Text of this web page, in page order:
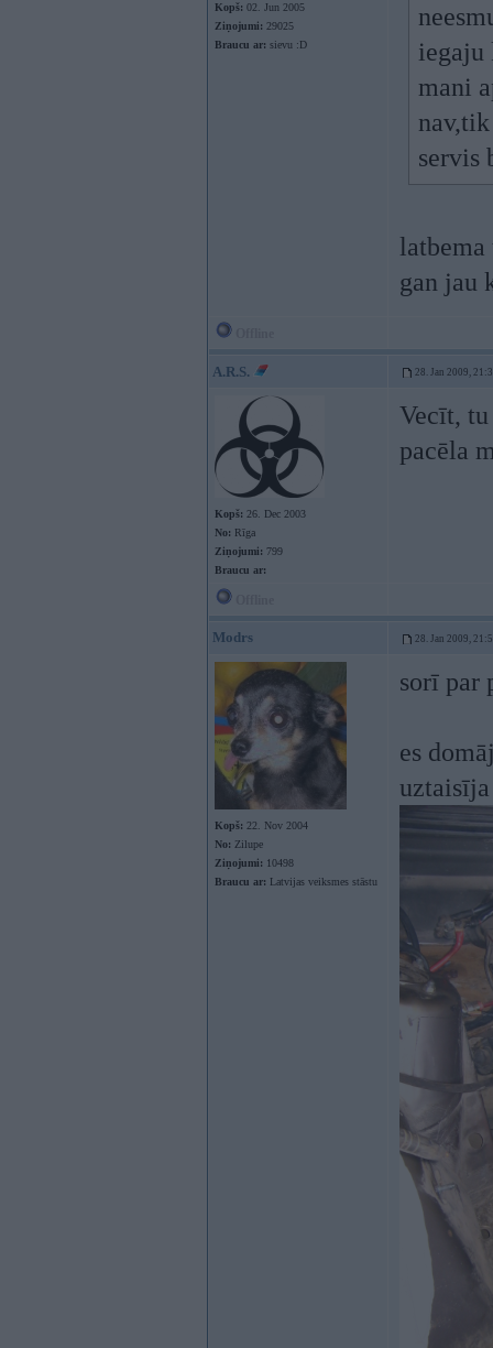
Kopš: 02. Jun 2005
Ziņojumi: 29025
Braucu ar: sievu :D
iegaju
mani
servis
gan jau
A.R.S. 28. Jan 2009,
Kopš: 26. Dec 2003
No: Rīga
Ziņojumi: 799
Braucu ar:
Vecīt,
pacēla
Modrs 28. Jan 2009,
Kopš: 22. Nov 2004
No: Zilupe
Ziņojumi: 10498
Braucu ar: Latvijas veiksmes stāstu
sorī par
es